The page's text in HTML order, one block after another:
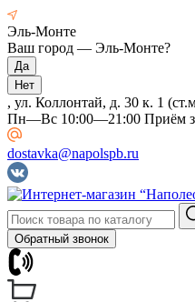
Эль-Монте
Ваш город — Эль-Монте?
, ул. Коллонтай, д. 30 к. 1
Пн—Вс 10:00—21:00 Приём
dostavka@napolspb.ru
Обратный звонок